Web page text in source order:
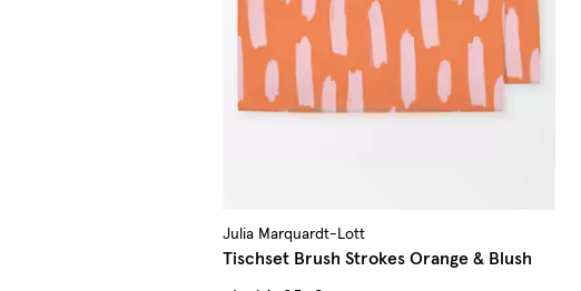
Julia Marquardt-Lott
Tischset Brush Strokes Orange & Blush